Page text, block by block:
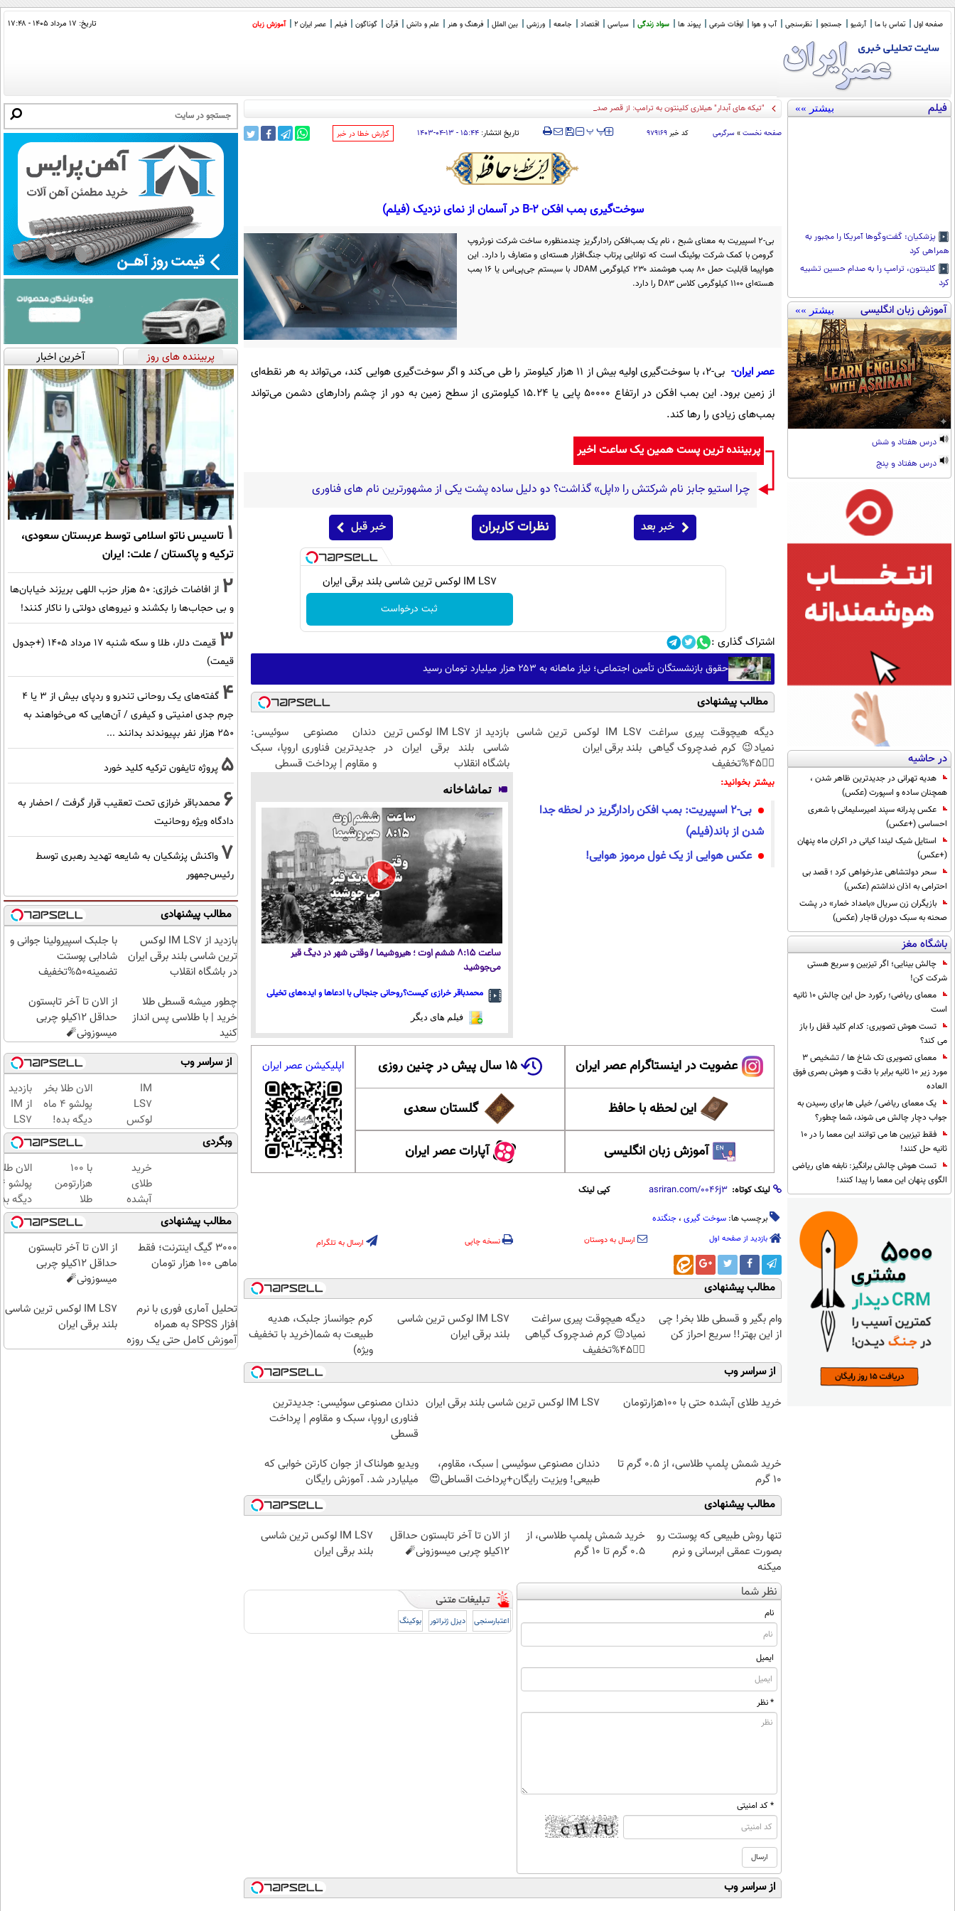
صفحه اول تماس با ما آرشیو جستجو نظرسنجی آب و هوا اوقات شرعی پیوند ها سواد زندگی سیاسی اقتصاد جامعه ورزشی بین الملل فرهنگ و هنر علم و دانش قرآن گوناگون فیلم عصر ایران 2 آموزش زبان تاریخ: ۱۷ مرداد ۱۴۰۵ - ۱۷:۴۸
فیلم بیشتر »»
پزشکیان: گفت‌و‌گو‌ها آمریکا را مجبور به
همراهی کرد
کلینتون، ترامپ را به صدام حسین تشبیه
کرد
آموزش زبان انگلیسی بیشتر »»
درس هفتاد و شش
درس هفتاد و پنج
در حاشیه
هدیه تهرانی در جدیدترین ظاهر شدن ،
همچنان ساده و اسپورت (عکس)
عکس پدرانه سپند امیرسلیمانی با شعری
احساسی (+عکس)
استایل شیک لیندا کیانی در اکران ماه پنهان
(+عکس)
سحر دولتشاهی عذرخواهی کرد ؛ قصد بی
احترامی به اذان نداشتم (عکس)
بازیگران زن سریال «بامداد خمار» در پشت
صحنه به سبک دوران قاجار (عکس)
باشگاه مغز
چالش بینایی؛ اگر تیزبین و سریع هستی
شرکت کن!
معمای ریاضی؛ رکورد حل این چالش 10 ثانیه
است
تست هوش تصویری: کدام کلید قفل را باز
می کند؟
معمای تصویری تک شاخ ها / تشخیص 3
مورد زیر 10 ثانیه برابر با دقت و هوش بصری فوق
العاده
یک معمای ریاضی/ خیلی ها برای رسیدن به
جواب دچار چالش می شوند، شما چطور؟
فقط تیزبین ها می توانند این معما را در 10
ثانیه حل کنند!
تست هوش چالش برانگیز: نابغه های ریاضی
الگوی پنهان این معما را پیدا کنند!
"تیکه های آبدار" هیلاری کلینتون به ترامپ: از قصر صدام و ور رفتن با
صفحه نخست » سرگرمی کد خبر ۹۷۹۱۶۹ ‍‍‍ پ پ تاریخ انتشار: ۱۵:۴۴ - ۱۳-۰۴-۱۴۰۳ ‌گزارش خطا در خبر
سوخت‌گیری بمب افکن B-2 در آسمان از نمای نزدیک (فیلم)
بی-۲ اسپیریت به معنای شبح ، نام یک بمب‌افکن رادارگریز چندمنظوره ساخت شرکت نورثروپ
گرومن با کمک شرکت بوئینگ است که توانایی پرتاب جنگ‌افزار هسته‌ای و متعارف را دارد. این
هواپیما قابلیت حمل ۸۰ بمب هوشمند ۲۳۰ کیلوگرمی JDAM با سیستم جی‌پی‌اس یا ۱۶ بمب
هسته‌ای ۱۱۰۰ کیلوگرمی کلاس D83 را دارد.
عصر ایران-
بی-۲، با سوخت‌گیری اولیه بیش از ۱۱ هزار کیلومتر را طی می‌کند و اگر سوخت‌گیری هوایی کند، می‌تواند به هر نقطه‌ای
از زمین برود. این بمب افکن در ارتفاع ۵۰۰۰۰ پایی یا 15.24 کیلومتری از سطح زمین به دور از چشم رادارهای دشمن می‌تواند
بمب‌های زیادی را رها کند.
پربیننده ترین پست همین یک ساعت اخیر
چرا استیو جابز نام شرکتش را «اپل» گذاشت؟ دو دلیل ساده پشت یکی از مشهورترین نام های فناوری
خبر بعد نظرات کاربران خبر قبل
IM LS7 لوکس ترین شاسی بلند برقی ایران
ثبت درخواست
اشتراک گذاری :
حقوق بازنشستگان تأمین اجتماعی؛ نیاز ماهانه به ۲۵۳ هزار میلیارد تومان رسید
مطالب پیشنهادی
دیگه هیچوقت پیری سراغت
نمیاد😉 کرم ضدچروک گیاهی
👈🏻45%تخفیف
IM LS7 لوکس ترین شاسی
بلند برقی ایران
بازدید از IM LS7 لوکس ترین
شاسی بلند برقی ایران در
باشگاه انقلاب
دندان مصنوعی سوئیسی:
جدیدترین فناوری اروپا، سبک
و مقاوم | پرداخت قسطی
بیشتر بخوانید:
بی-۲ اسپیریت: بمب افکن رادارگریز در لحظه جدا
شدن از باند(فیلم)
عکس هوایی از یک غول مرموز هوایی!
تماشاخانه
ساعت ۸:۱۵ ششم اوت ؛ هیروشیما / وقتی شهر در دیگ قیر
می‌جوشید
محمدباقر خرازی کیست؟روحانی جنجالی با ادعاها و ایده‌های تخیلی
فیلم های دیگر
عضویت در اینستاگرام عصر ایران ۱۵ سال پیش در چنین روزی
این لحظه با حافظ گلستان سعدی
آموزش زبان انگلیسی آپارات عصر ایران
اپلیکیشن عصر ایران
لینک کوتاه: کپی لینک
برچسب ها: سوخت گیری ، جنگنده
بازدید از صفحه اول ارسال به دوستان نسخه چاپی ارسال به تلگرام
مطالب پیشنهادی
وام بگیر و قسطی طلا بخر! چی
از این بهتر!! سریع احراز کن
دیگه هیچوقت پیری سراغت
نمیاد😉 کرم ضدچروک گیاهی
👈🏻45%تخفیف
IM LS7 لوکس ترین شاسی
بلند برقی ایران
کرم جوانساز جلبک، هدیه
طبیعت به شما(خرید با تخفیف
ویژه)
از سراسر وب
خرید طلای آبشده حتی با ۱۰۰هزارتومان
IM LS7 لوکس ترین شاسی بلند برقی ایران
دندان مصنوعی سوئیسی: جدیدترین
فناوری اروپا، سبک و مقاوم | پرداخت
قسطی
خرید شمش پلمپ طلاسی، از ۰.۵ گرم تا
۱۰ گرم
دندان مصنوعی سوئیسی | سبک، مقاوم،
طبیعی! ویزیت رایگان+پرداخت اقساطی😍
ویدیو هولناک از جوان کارتن خوابی که
میلیاردر شد. آموزش رایگان
مطالب پیشنهادی
تنها روش طبیعی که پوستت رو
بصورت عمقی ابرسانی و نرم
میکنه
خرید شمش پلمپ طلاسی، از
۰.۵ گرم تا ۱۰ گرم
از الان تا آخر تابستون حداقل
12کیلو چربی میسوزونی🧨
IM LS7 لوکس ترین شاسی
بلند برقی ایران
نظر شما
نام
ایمیل
* نظر
* کد امنیتی
اعتبارسنجی دیزل ژنراتور بوکینگ
از سراسر وب
پربیننده های روز آخرین اخبار
1 تاسیس ناتو اسلامی توسط عربستان سعودی،
ترکیه و پاکستان / علت: ایران
2
از افاضات خرازی: ۵۰ هزار حزب اللهی بریزند خیابان‌ها
و بی حجاب‌ها را بکشند و نیرو‌های دولتی را ناکار کنند!
3
قیمت دلار، طلا و سکه شنبه ۱۷ مرداد ۱۴۰۵ (+جدول
قیمت)
4
گفته‌های یک روحانی تندرو و ردپای بیش از ۳ یا ۴
جرم جدی امنیتی و کیفری / آن‌هایی که می‌خواهند به
۲۵۰ هزار نفر بپیوندند بدانند ...
5 پروژه تایفون ترکیه کلید خورد
6 محمدباقر خرازی تحت تعقیب قرار گرفت / احضار به
دادگاه ویژه روحانیت
7 واکنش پزشکیان به شایعه تهدید رهبری توسط
رئیس‌جمهور
مطالب پیشنهادی
بازدید از IM LS7 لوکس
ترین شاسی بلند برقی ایران
در باشگاه انقلاب
با جلبک اسپیرولینا جوانی و
شادابی پوستت
تضمینه50%تخفیف
چطور میشه قسطی طلا
خرید | با طلاسی پس انداز
کنید
از الان تا آخر تابستون
حداقل 12کیلو چربی
میسوزونی🧨
از سراسر وب
IM
LS7
لوکس
ترین
شاسی
بلند
برقی
ایران
الان طلا بخر
پولشو 4 ماه
دیگه بده!
سرمایه‌گذاری
طلا با اقساط
بی‌بهره
بازدید
از IM
LS7
لوکس
ترین
شاسی
بلند
برقی
ایران
در
باشگاه
وبگردی
خرید
طلای
آبشده
حتی با
۱۰۰هزارتومان
با ۱۰۰
هزارتومن
طلا
بخرید،
اون هم
قسطی
الان
دیگه
طلا با
بی‌بهره
مطالب پیشنهادی
3000 گیگ اینترنت؛ فقط
ماهی 100 هزار تومان
از الان تا آخر تابستون
حداقل 12کیلو چربی
میسوزونی🧨
تحلیل آماری فوری با نرم
افزار SPSS به همراه
آموزش کامل حتی یک روزه
IM LS7 لوکس ترین شاسی
بلند برقی ایران